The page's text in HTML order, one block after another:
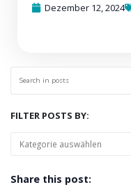
Dezember 12, 2024
FILTER POSTS BY:
Share this post: